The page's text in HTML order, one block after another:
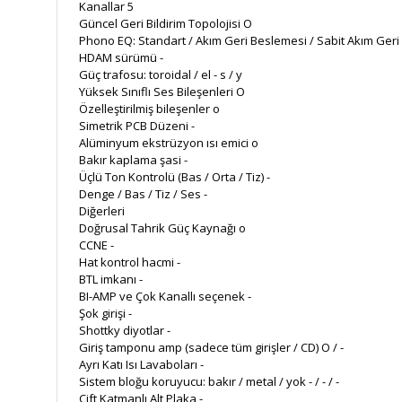
Kanallar 5
Güncel Geri Bildirim Topolojisi O
Phono EQ: Standart / Akım Geri Beslemesi / Sabit Akım
HDAM sürümü -
Güç trafosu: toroidal / el - s / y
Yüksek Sınıflı Ses Bileşenleri O
Özelleştirilmiş bileşenler o
Simetrik PCB Düzeni -
Alüminyum ekstrüzyon ısı emici o
Bakır kaplama şasi -
Üçlü Ton Kontrolü (Bas / Orta / Tiz) -
Denge / Bas / Tiz / Ses -
Diğerleri
Doğrusal Tahrik Güç Kaynağı o
CCNE -
Hat kontrol hacmi -
BTL imkanı -
BI-AMP ve Çok Kanallı seçenek -
Şok girişi -
Shottky diyotlar -
Giriş tamponu amp (sadece tüm girişler / CD) O / -
Ayrı Katı Isı Lavaboları -
Sistem bloğu koruyucu: bakır / metal / yok - / - / -
Çift Katmanlı Alt Plaka -